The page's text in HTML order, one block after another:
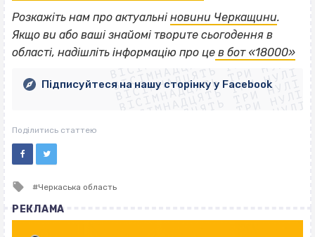
Розкажіть нам про актуальні новини Черкащини.
Якщо ви або ваші знайомі творите сьогодення в
області, надішліть інформацію про це в бот «18000»
ВІСІМНАДЦЯТЬ ТРИ НУЛІ
ВІСІМНАДЦЯТЬ ТРИ НУЛІ
ВІСІМНАДЦЯТЬ ТРИ НУЛІ
ВІСІМНАДЦЯТЬ ТРИ НУЛІ
ВІСІМНАДЦЯТЬ ТРИ НУЛІ
ВІСІМНАДЦЯТЬ ТРИ НУЛІ
ВІСІМНАДЦЯТЬ ТРИ НУЛІ
ВІСІМНАДЦЯТЬ ТРИ НУЛІ
Підписуйтеся на нашу сторінку у Facebook
Поділитись статтею
Tagged
Черкаська область
РЕКЛАМА